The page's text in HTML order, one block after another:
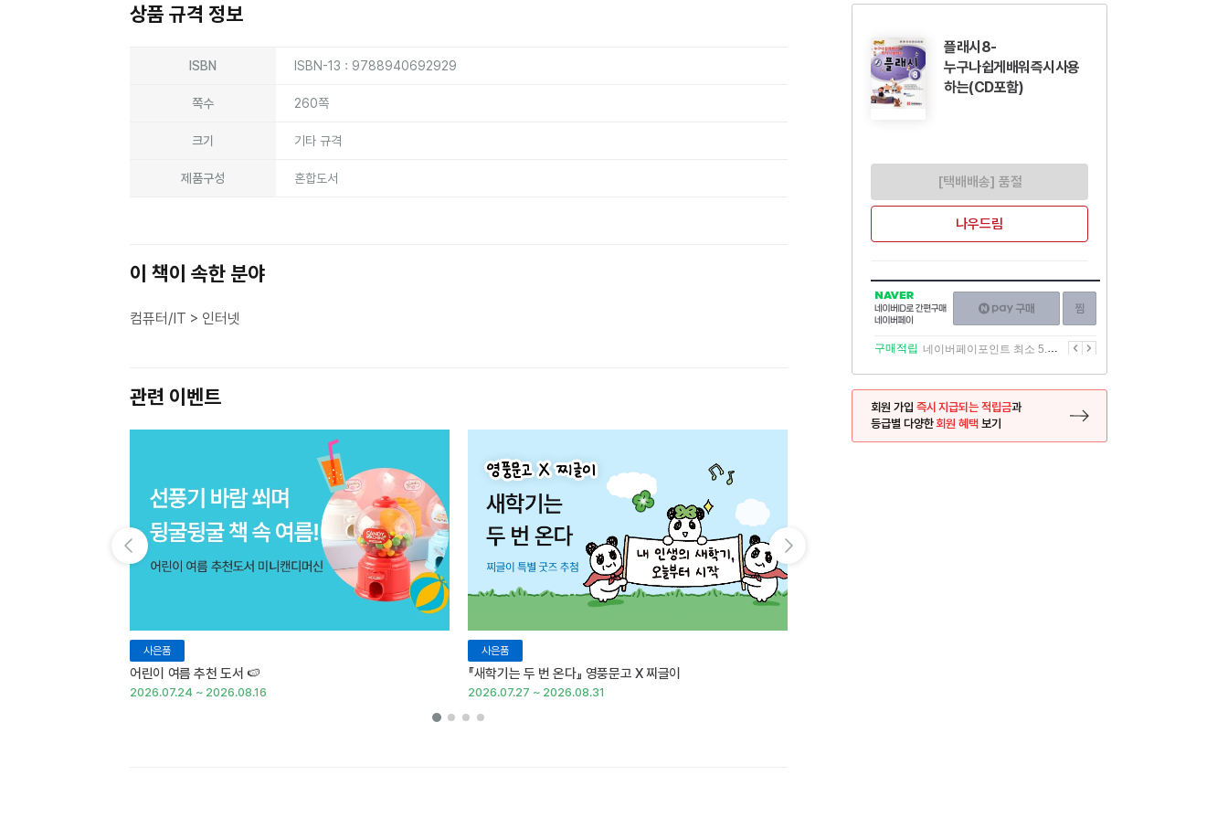
상품 규격 정보
ISBN ISBN-13 : 9788940692929
쪽수 260쪽
크기 기타 규격
제품구성 혼합도서
이 책이 속한 분야
컴퓨터/IT > 인터넷
관련 이벤트
사은품
어린이 여름 추천 도서 🍉
2026.07.24 ~ 2026.08.16
사은품
『새학기는 두 번 온다』 영풍문고 X 찌글이
2026.07.27 ~ 2026.08.31
플래시8-
누구나쉽게배워즉시사용
하는(CD포함)
[택배배송] 품절
나우드림
NAVER
네이버
ID로
간편구매
네이버페이
구매하기
이전
구매적립 네이버페이포인트 최소 5.5% 적립 다음
회원 가입 즉시 지급되는 적립금과
등급별 다양한회원 혜택 보기